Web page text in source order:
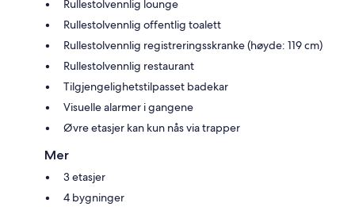
Rullestolvennlig lounge
Rullestolvennlig offentlig toalett
Rullestolvennlig registreringsskranke (høyde: 119 cm)
Rullestolvennlig restaurant
Tilgjengelighetstilpasset badekar
Visuelle alarmer i gangene
Øvre etasjer kan kun nås via trapper
Mer
3 etasjer
4 bygninger